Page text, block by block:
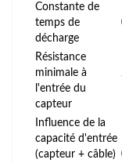
Constante de
temps de
décharge
Résistance
minimale à
l'entrée du
capteur
Influence de la
capacité d'entrée
(capteur + câble)